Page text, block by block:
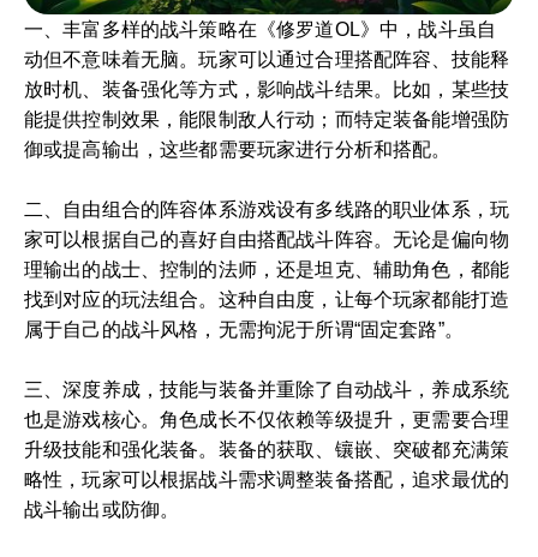
一、丰富多样的战斗策略在《修罗道OL》中，战斗虽自
动但不意味着无脑。玩家可以通过合理搭配阵容、技能释
放时机、装备强化等方式，影响战斗结果。比如，某些技
能提供控制效果，能限制敌人行动；而特定装备能增强防
御或提高输出，这些都需要玩家进行分析和搭配。
二、自由组合的阵容体系游戏设有多线路的职业体系，玩
家可以根据自己的喜好自由搭配战斗阵容。无论是偏向物
理输出的战士、控制的法师，还是坦克、辅助角色，都能
找到对应的玩法组合。这种自由度，让每个玩家都能打造
属于自己的战斗风格，无需拘泥于所谓“固定套路”。
三、深度养成，技能与装备并重除了自动战斗，养成系统
也是游戏核心。角色成长不仅依赖等级提升，更需要合理
升级技能和强化装备。装备的获取、镶嵌、突破都充满策
略性，玩家可以根据战斗需求调整装备搭配，追求最优的
战斗输出或防御。